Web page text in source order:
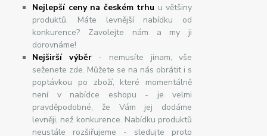
Nejlepší ceny na českém trhu u většiny
produktů. Máte levnější nabídku od
konkurence? Zavolejte nám a my ji
dorovnáme!
Nejširšívýběr- nemusíte jinam, vše
seženete zde. Můžete se na nás obrátit i s
poptávkou po zboží, které momentálně
není v nabídce eshopu - je velmi
pravděpodobné, že Vám jej dodáme
levněji, než konkurence. Nabídku produktů
neustále rozšiřujeme - sledujte proto